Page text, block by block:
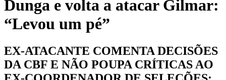
Dunga e volta a atacar Gilmar:
“Levou um pé”
EX-ATACANTE COMENTA DECISÕES
DA CBF E NÃO POUPA CRÍTICAS AO